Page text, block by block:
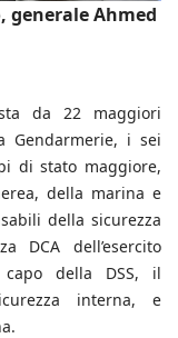
generale Ahmed
da 22 maggiori
Gendarmerie, i sei
di stato maggiore,
della marina e
della sicurezza
DCA dell’esercito
capo della DSS, il
interna, e